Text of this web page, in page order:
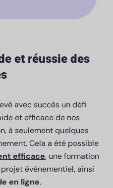
et réussie des
avec succès un défi
et efficace de nos
à seulement quelques
Cela a été possible
efficace, une formation
événementiel, ainsi
en ligne.